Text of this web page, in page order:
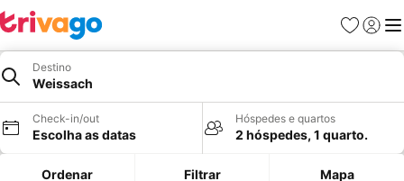
Favoritos
Iniciar
Destino
Weissach
Check-in/out
Escolha as datas
Hóspedes e quartos
2 hóspedes, 1 quarto.
Ordenar Filtrar Mapa